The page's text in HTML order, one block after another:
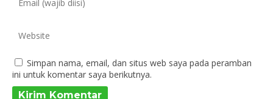
Simpan nama, email, dan situs web saya pada peramban
ini untuk komentar saya berikutnya.